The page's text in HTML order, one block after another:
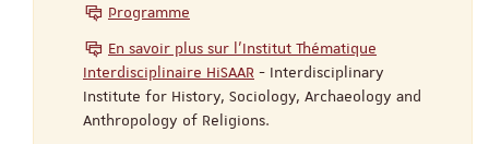
Programme
En savoir plus sur l'Institut Thématique
Interdisciplinaire HiSAAR - Interdisciplinary
Institute for History, Sociology, Archaeology and
Anthropology of Religions.